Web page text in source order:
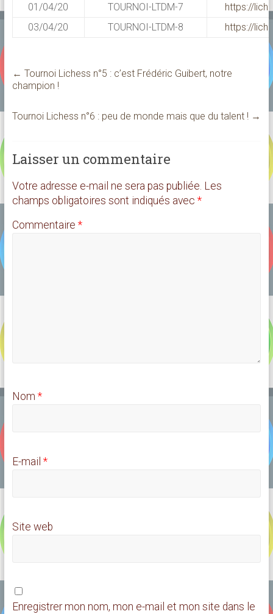
01/04/20
TOURNOI-LTDM-7
https://
03/04/20
TOURNOI-LTDM-8 https://
← Tournoi Lichess n°5 : c’est Frédéric Guibert, notre
champion !
Tournoi Lichess n°6 : peu de monde mais que du talent ! →
Laisser un commentaire
Votre adresse e-mail ne sera pas publiée. Les
champs obligatoires sont indiqués avec *
Commentaire *
Nom *
E-mail *
Site web
Enregistrer mon nom, mon e-mail et mon site dans le